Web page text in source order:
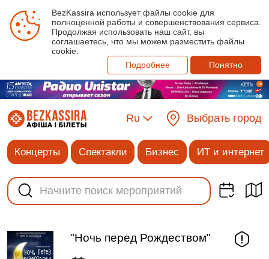
BezKassira использует файлы cookie для
полноценной работы и совершенствования сервиса.
Продолжая использовать наш сайт, вы
соглашаетесь, что мы можем разместить файлы
cookie.
Подробнее
Понятно
Ru Выбрать город
Концерты Спектакли Бизнес ИТ и интернет
"Ночь перед Рождеством"